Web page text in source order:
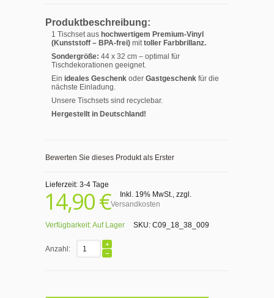
Produktbeschreibung:
1 Tischset aus hochwertigem Premium-Vinyl
(Kunststoff – BPA-frei) mittoller Farbbrillanz.
Sondergröße: 44 x 32 cm – optimal für
Tischdekorationen geeignet.
Ein ideales Geschenk oder Gastgeschenk für die
nächste Einladung.
Unsere Tischsets sind recyclebar.
Hergestellt in Deutschland!
Bewerten Sie dieses Produkt als Erster
Lieferzeit: 3-4 Tage
14,90 € Inkl. 19% MwSt., zzgl.
Versandkosten
Verfügbarkeit:Auf Lager SKU: C09_18_38_009
Anzahl: